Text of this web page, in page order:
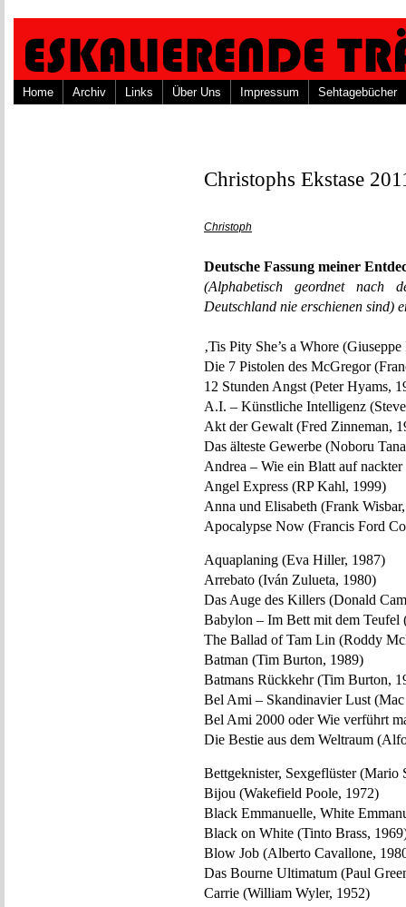
Home Archiv Links Über Uns Impressum Sehtagebücher
Christophs Ekstase
Christoph
Deutsche Fassung meiner
(Alphabetisch geordnet nach
Deutschland nie erschienen sind)
‚Tis Pity She’s a Whore
Die 7 Pistolen des McGregor
12 Stunden Angst (Peter Hyams,
A.I. – Künstliche Intelligenz
Akt der Gewalt (Fred Zinneman,
Das älteste Gewerbe (Noboru
Andrea – Wie ein Blatt auf
Angel Express (RP Kahl, 1999)
Anna und Elisabeth (Frank
Apocalypse Now (Francis Ford
Aquaplaning (Eva Hiller, 1987)
Arrebato (Iván Zulueta, 1980)
Das Auge des Killers (Donald
Babylon – Im Bett mit dem Teufel
The Ballad of Tam Lin (Roddy
Batman (Tim Burton, 1989)
Batmans Rückkehr (Tim Burton,
Bel Ami – Skandinavier Lust
Bel Ami 2000 oder Wie verführt
Die Bestie aus dem Weltraum
Bettgeknister, Sexgeflüster (Mario
Bijou (Wakefield Poole, 1972)
Black Emmanuelle, White
Black on White (Tinto Brass,
Blow Job (Alberto Cavallone,
Das Bourne Ultimatum (Paul
Carrie (William Wyler, 1952)